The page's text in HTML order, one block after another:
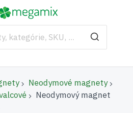
Neodymové magnety
Neodymový magnet